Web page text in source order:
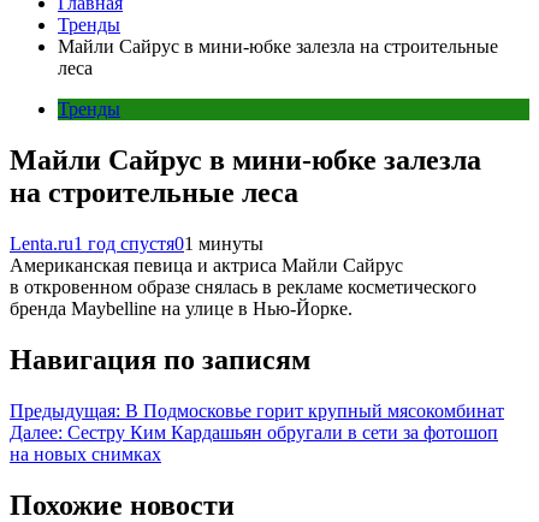
Тренды
Майли Сайрус в мини-юбке залезла на строительные
леса
Тренды
Майли Сайрус в мини-юбке залезла
на строительные леса
Lenta.ru1 год спустя01 минуты
Американская певица и актриса Майли Сайрус
в откровенном образе снялась в рекламе косметического
бренда Maybelline на улице в Нью-Йорке.
Навигация по записям
Предыдущая: В Подмосковье горит крупный мясокомбинат
Далее: Сестру Ким Кардашьян обругали в сети за фотошоп
на новых снимках
Похожие новости